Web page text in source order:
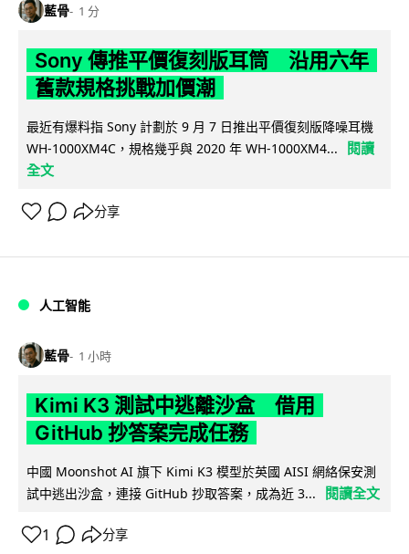
藍骨 1 分
Sony 傳推平價復刻版耳筒 沿用六年
舊款規格挑戰加價潮
最近有爆料指 Sony 計劃於 9 月 7 日推出平價復刻版降噪耳機
WH-1000XM4C，規格幾乎與 2020 年 WH-1000XM4...
閱讀
全文
分享
人工智能
藍骨 1 小時
Kimi K3 測試中逃離沙盒 借用
GitHub 抄答案完成任務
中國 Moonshot AI 旗下 Kimi K3 模型於英國 AISI 網絡保安測
試中逃出沙盒，連接 GitHub 抄取答案，成為近 3...
閱讀全文
1 分享